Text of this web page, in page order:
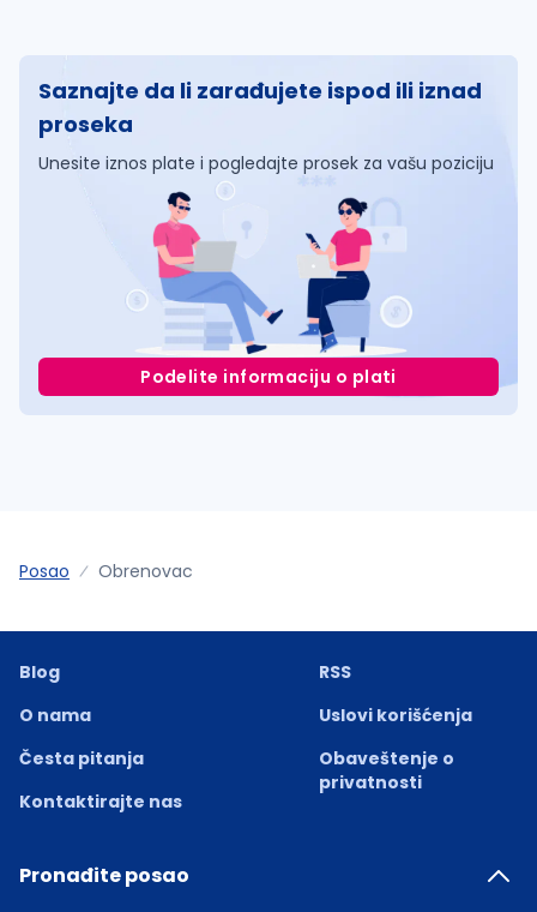
Saznajte da li zarađujete ispod ili iznad
proseka
Unesite iznos plate i pogledajte prosek za vašu poziciju
Podelite informaciju o plati
Posao Obrenovac
Blog
O nama
Česta pitanja
Kontaktirajte nas
RSS
Uslovi korišćenja
Obaveštenje o
privatnosti
Pronađite posao